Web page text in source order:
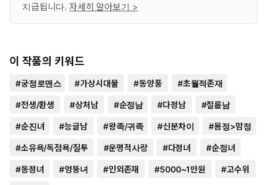
지급됩니다. 자세히 알아보기 >
이 작품의 키워드
#궁정로맨스 #가상시대물 #동양풍 #초월적존재
#전생/환생 #상처남 #순정남 #다정남 #절륜남
#순진녀 #능글남 #왕족/귀족 #신분차이 #몸정>맘정
#소유욕/독점욕/질투 #운명적사랑 #다정녀 #순정녀
#동정녀 #엉뚱녀 #인외존재 #5000~1만원 #고수위